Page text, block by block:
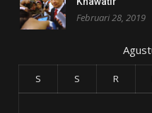
Februari 28, 2019
S S R